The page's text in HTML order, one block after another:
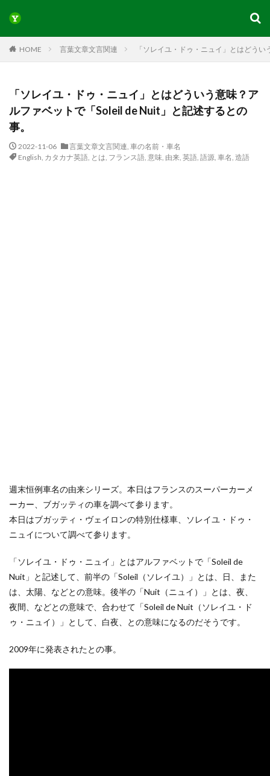
HOME 言葉文章文言関連 「ソレイユ・ドゥ・ニュイ」とはどう
「ソレイユ・ドゥ・ニュイ」とはどういう意味？ア
ルファベットで「Soleil de Nuit」と記述するとの
事。
2022-11-06 言葉文章文言関連, 車の名前・車名
English, カタカナ英語, とは, フランス語, 意味, 由来, 英語, 語源, 車名, 造語
週末恒例車名の由来シリーズ。本日はフランスのスーパーカーメ
ーカー、ブガッティの車を調べて参ります。
本日はブガッティ・ヴェイロンの特別仕様車、ソレイユ・ドゥ・
ニュイについて調べて参ります。
「ソレイユ・ドゥ・ニュイ」とはアルファベットで「Soleil de
Nuit」と記述して、前半の「Soleil（ソレイユ）」とは、日、また
は、太陽、などとの意味。後半の「Nuit（ニュイ）」とは、夜、
夜間、などとの意味で、合わせて「Soleil de Nuit（ソレイユ・ド
ゥ・ニュイ）」として、白夜、との意味になるのだそうです。
2009年に発表されたとの事。